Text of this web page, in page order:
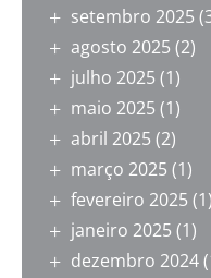
setembro 2025
agosto 2025 (2)
julho 2025 (1)
maio 2025 (1)
abril 2025 (2)
março 2025 (1)
fevereiro 2025 (1)
janeiro 2025 (1)
dezembro 2024